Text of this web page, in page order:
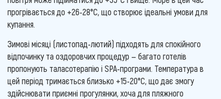
прогрівається до +26-28°C, що створює ідеальні умови для
купання.
Зимові місяці (листопад-лютий) підходять для спокійного
відпочинку та оздоровчих процедур — багато готелів
пропонують таласотерапію і SPA-програми. Температура в
цей період тримається близько +15-20°C, що дає змогу
здійснювати приємні прогулянки, хоча для пляжного